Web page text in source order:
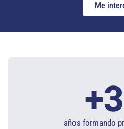
Me
años formando
+